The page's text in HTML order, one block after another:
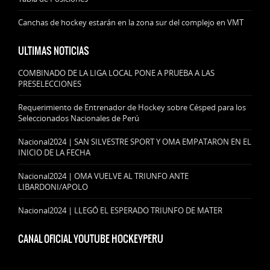
Canchas de hockey estarán en la zona sur del complejo en VMT
ULTIMAS NOTICIAS
COMBINADO DE LA LIGA LOCAL PONE A PRUEBA A LAS
PRESELECCIONES
Requerimiento de Entrenador de Hockey sobre Césped para los
Seleccionados Nacionales de Perú
Nacional2024 | SAN SILVESTRE SPORT Y OMA EMPATARON EN EL
INICIO DE LA FECHA
Nacional2024 | OMA VUELVE AL TRIUNFO ANTE
LIBARDONI/APOLO
Nacional2024 | LLEGÓ EL ESPERADO TRIUNFO DE MATER
CANAL OFICIAL YOUTUBE HOCKEYPERU